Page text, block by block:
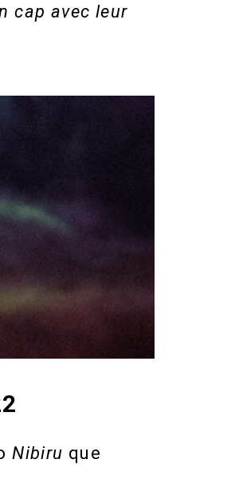
cap avec leur
Nibiru que